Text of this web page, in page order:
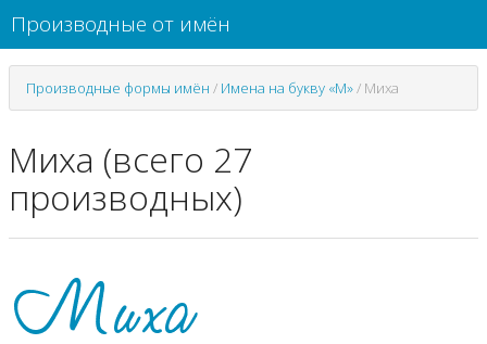
Производные от имён
Производные формы имён / Имена на букву «М»/ Миха
Миха (всего 27
производных)